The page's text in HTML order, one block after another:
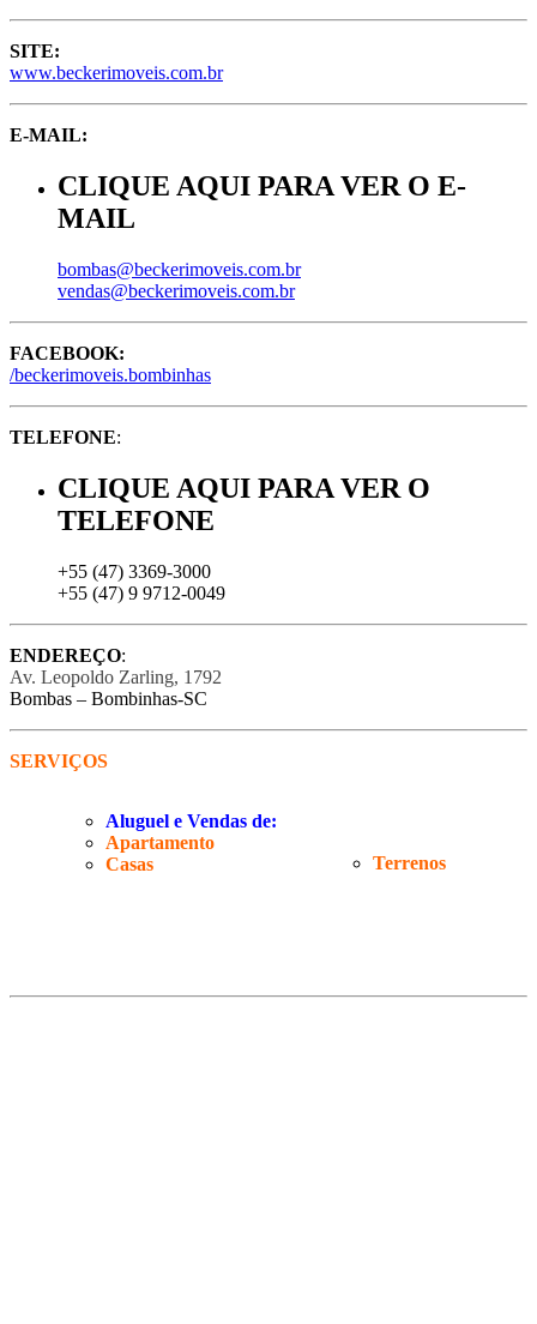
SITE:
www.beckerimoveis.com.br
E-MAIL:
CLIQUE AQUI PARA VER O E-
MAIL
bombas@beckerimoveis.com.br
vendas@beckerimoveis.com.br
FACEBOOK:
/beckerimoveis.bombinhas
TELEFONE:
CLIQUE AQUI PARA VER O
TELEFONE
+55 (47) 3369-3000
+55 (47) 9 9712-0049
ENDEREÇO:
Av. Leopoldo Zarling, 1792
Bombas – Bombinhas-SC
SERVIÇOS
Aluguel e Vendas de:
Apartamento
Casas
Terrenos